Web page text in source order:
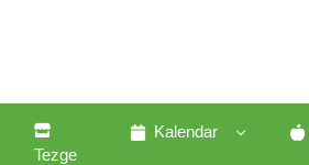
Tezge
Kalendar